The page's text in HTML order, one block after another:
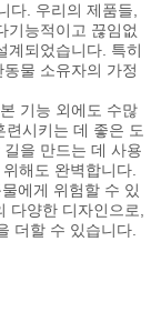
다. 우리의 제품들,
기능적이고 끊임없
계되었습니다. 특히
물 소유자의 가정
기능 외에도 수많
련시키는 데 좋은 도
을 만드는 데 사용
해도 완벽합니다.
에게 위험할 수 있
다양한 디자인으로,
더할 수 있습니다.